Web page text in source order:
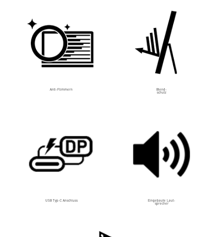
Anti-Flimmern Blend-
schutz
USB Typ-C Anschluss Eingebaute Laut-
sprecher